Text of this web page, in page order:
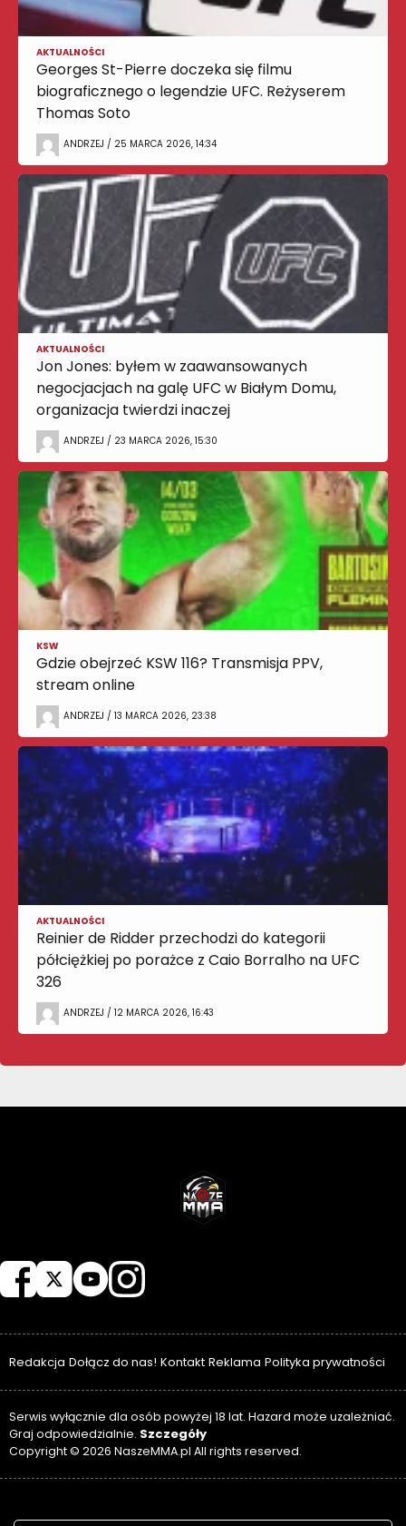
AKTUALNOŚCI
Georges St-Pierre doczeka się filmu
biograficznego o legendzie UFC. Reżyserem
Thomas Soto
ANDRZEJ / 25 MARCA 2026, 14:34
AKTUALNOŚCI
Jon Jones: byłem w zaawansowanych
negocjacjach na galę UFC w Białym Domu,
organizacja twierdzi inaczej
ANDRZEJ / 23 MARCA 2026, 15:30
KSW
Gdzie obejrzeć KSW 116? Transmisja PPV,
stream online
ANDRZEJ / 13 MARCA 2026, 23:38
AKTUALNOŚCI
Reinier de Ridder przechodzi do kategorii
półciężkiej po porażce z Caio Borralho na UFC
326
ANDRZEJ / 12 MARCA 2026, 16:43
Redakcja Dołącz do nas! Kontakt Reklama Polityka prywatności
Serwis wyłącznie dla osób powyżej 18 lat. Hazard może uzależniać.
Graj odpowiedzialnie. Szczegóły
Copyright © 2026 NaszeMMA.pl All rights reserved.